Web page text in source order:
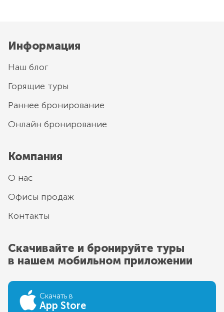
Информация
Наш блог
Горящие туры
Раннее бронирование
Онлайн бронирование
Компания
О нас
Офисы продаж
Контакты
Скачивайте и бронируйте туры
в нашем мобильном приложении
Скачать в
App Store